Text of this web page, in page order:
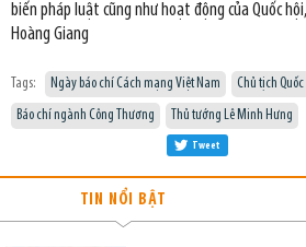
biến pháp luật cũng như hoạt động của Quốc
Hoàng Giang
Tags: Ngày báo chí Cách mạng Việt Nam
Chủ tịch
Báo chí ngành Công Thương
Thủ tướng Lê Minh Hưng
Tweet
TIN NỔI BẬT